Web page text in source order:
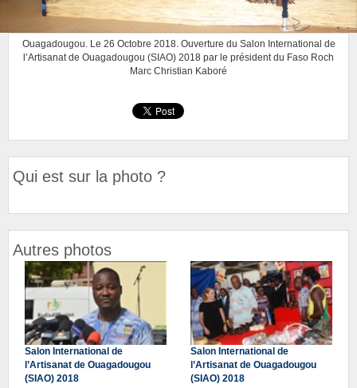
Ouagadougou. Le 26 Octobre 2018. Ouverture du Salon International de
l’Artisanat de Ouagadougou (SIAO) 2018 par le président du Faso Roch
Marc Christian Kaboré
Qui est sur la photo ?
Autres photos
Salon International de
l’Artisanat de Ouagadougou
(SIAO) 2018
Salon International de
l’Artisanat de Ouagadougou
(SIAO) 2018